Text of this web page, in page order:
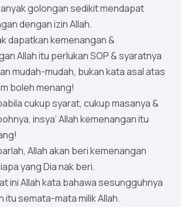
golongan sedikit mendapat
dengan izin Allah.
dapatkan kemenangan &
Allah itu perlukan SOP & syaratnya
mudah-mudah, bukan kata asal atas
boleh menang!
cukup syarat, cukup masanya &
insya’ Allah kemenangan itu
Allah akan beri kemenangan
yang Dia nak beri.
ini Allah kata bahawa sesungguhnya
itu semata-mata milik Allah.